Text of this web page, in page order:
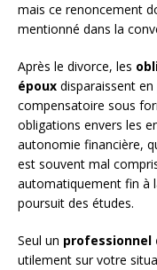
mais ce renoncement
mentionné dans la
Après le divorce, les
époux disparaissent
compensatoire sous
obligations envers les
autonomie financière,
est souvent mal
automatiquement fin à
poursuit des études.
Seul un professionnel
utilement sur votre